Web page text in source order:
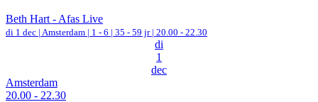
Beth Hart - Afas Live
di 1 dec | Amsterdam | 1 - 6 | 35 - 59 jr | 20.00 - 22.30
di
1
dec
Amsterdam
20.00 - 22.30